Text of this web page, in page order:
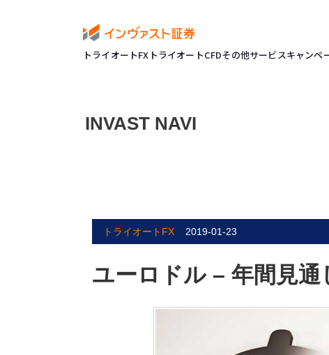
トライオートFX トライオートCFDその他サービスキャンペ
INVAST NAVI
トライオートFX 2019-01-23
ユーロドル – 年間見通